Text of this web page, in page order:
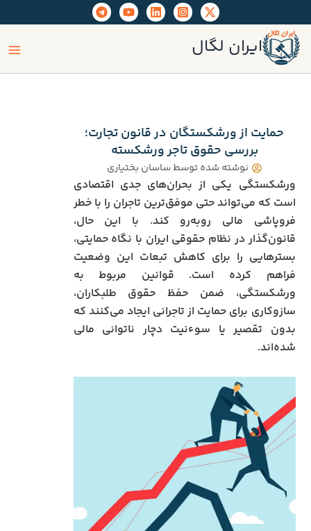
به
محتوا
ایران لگال
حمایت از ورشکستگان در قانون تجارت؛
بررسی حقوق تاجر ورشکسته
نوشته شده توسطساسان بختیاری
ورشکستگی یکی از بحران‌های جدی اقتصادی
است که می‌تواند حتی موفق‌ترین تاجران را با خطر
فروپاشی مالی روبه‌رو کند. با این حال،
قانون‌گذار در نظام حقوقی ایران با نگاه حمایتی،
بسترهایی را برای کاهش تبعات این وضعیت
فراهم کرده است. قوانین مربوط به
ورشکستگی، ضمن حفظ حقوق طلبکاران،
سازوکاری برای حمایت از تاجرانی ایجاد می‌کنند که
بدون تقصیر یا سوءنیت دچار ناتوانی مالی
شده‌اند.